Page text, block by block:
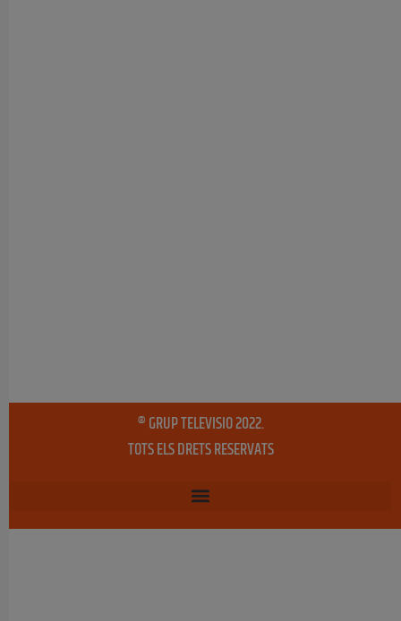
® GRUP TELEVISIO 2022.
TOTS ELS DRETS RESERVATS